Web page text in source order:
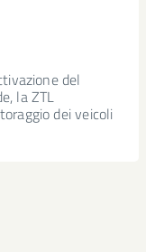
del
la ZTL
dei veicoli